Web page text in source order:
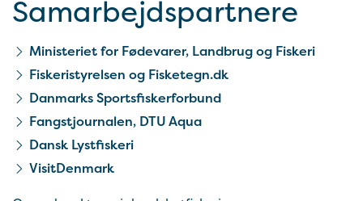
Samarbejds­partnere
Ministeriet for Fødevarer, Landbrug og Fiskeri
Fiskeristyrelsen og Fisketegn.dk
Danmarks Sportsfiskerforbund
Fangstjournalen, DTU Aqua
Dansk Lystfiskeri
VisitDenmark